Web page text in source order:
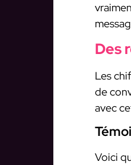
Des
Les
de
avec
Voici